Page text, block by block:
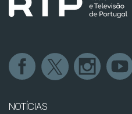
NOTÍCIAS